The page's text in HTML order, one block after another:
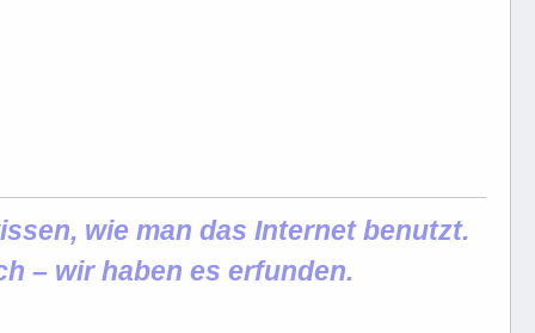
wie man das Internet benutzt.
– wir haben es erfunden.